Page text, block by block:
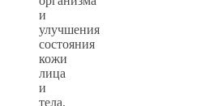
и
улучшения
состояния
кожи
лица
и
тела.